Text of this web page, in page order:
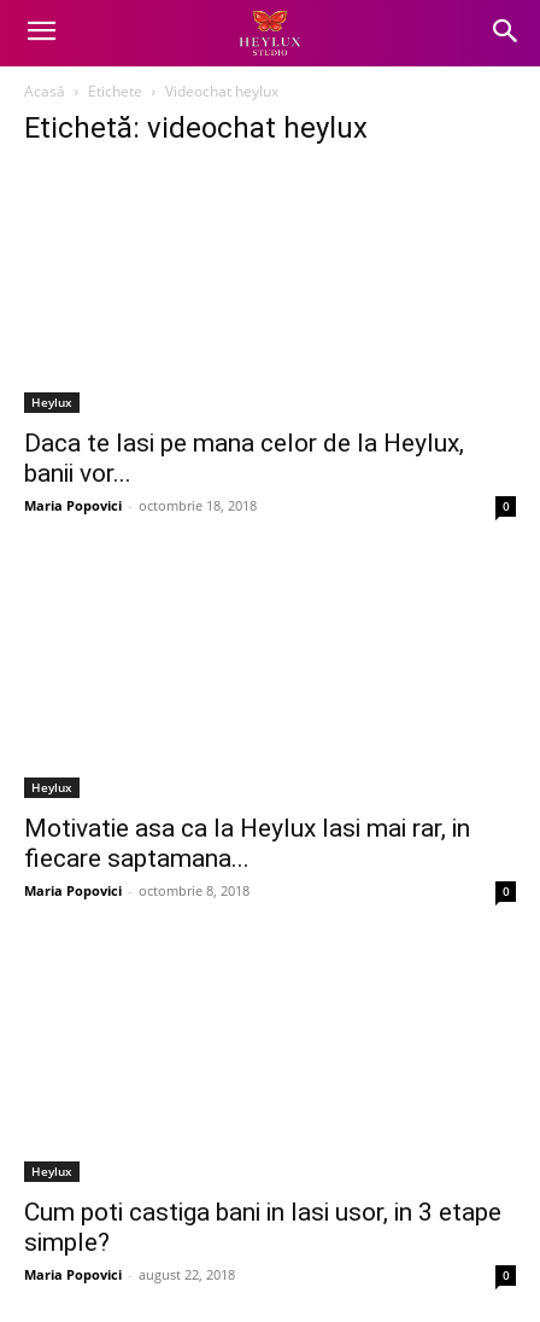
Acasă Etichete Videochat heylux
Etichetă: videochat heylux
Heylux
Daca te lasi pe mana celor de la Heylux,
banii vor...
Maria Popovici - octombrie 18, 2018 0
Heylux
Motivatie asa ca la Heylux Iasi mai rar, in
fiecare saptamana...
Maria Popovici - octombrie 8, 2018 0
Heylux
Cum poti castiga bani in Iasi usor, in 3 etape
simple?
Maria Popovici - august 22, 2018 0